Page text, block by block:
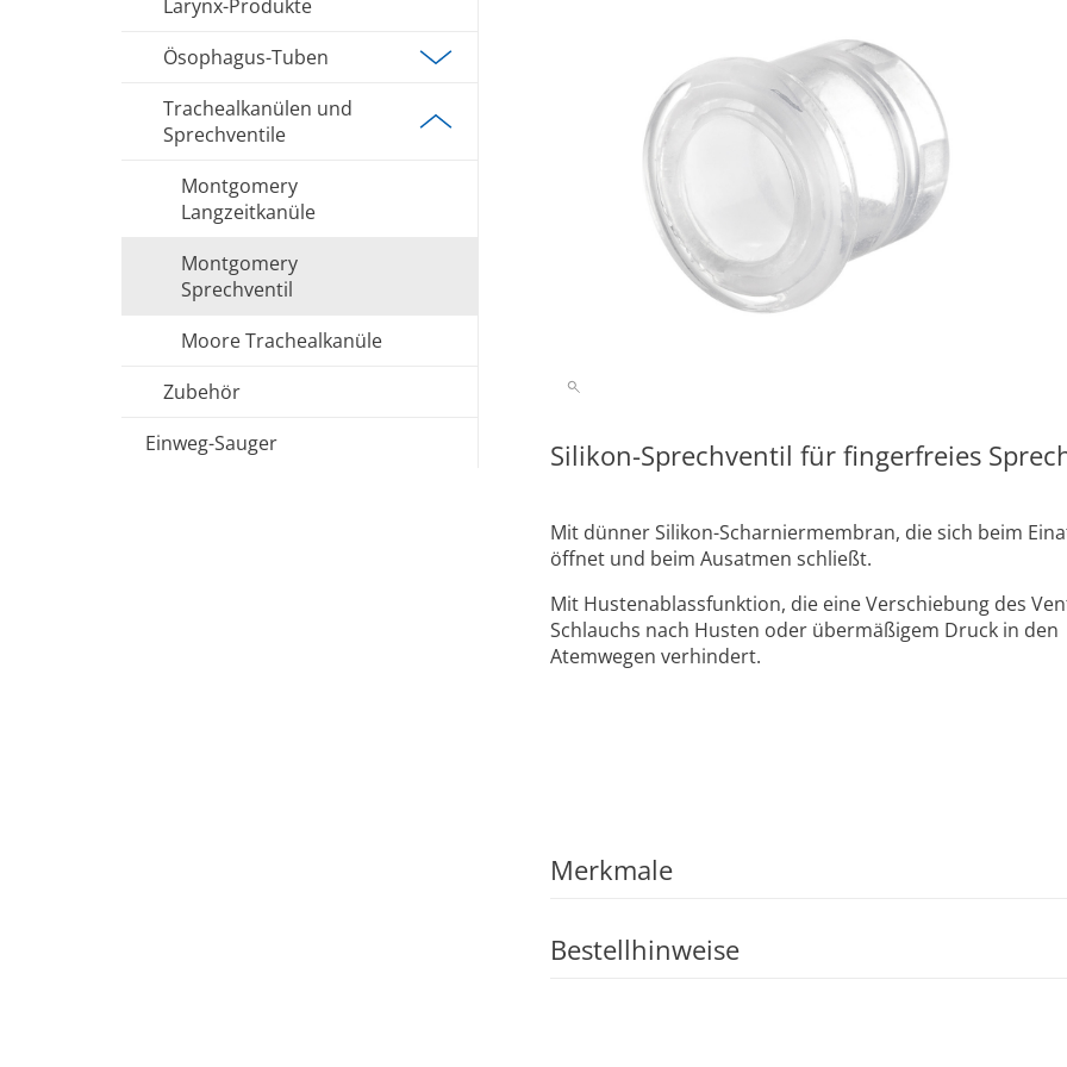
Larynx-Produkte
Ösophagus-Tuben
Trachealkanülen und
Sprechventile
Montgomery
Langzeitkanüle
Montgomery
Sprechventil
Moore Trachealkanüle
Zubehör
Einweg-Sauger
Silikon-Sprechventil für fingerfreies
Mit dünner Silikon-Scharnier­membran, die sich beim
öffnet und beim Ausatmen schließt.
Mit Husten­ablassfunktion, die eine Verschiebung des
Schlauchs nach Husten oder übermäßigem Druck in den
Atemwegen verhindert.
Merkmale
Bestellhinweise